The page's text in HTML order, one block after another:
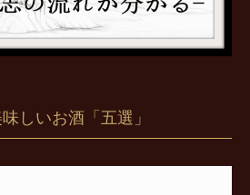
しいお酒「五選」